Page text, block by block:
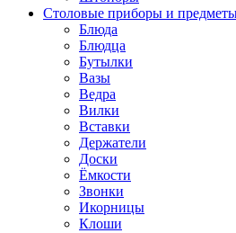
Столовые приборы и
Блюда
Блюдца
Бутылки
Вазы
Ведра
Вилки
Вставки
Держатели
Доски
Ёмкости
Звонки
Икорницы
Клоши